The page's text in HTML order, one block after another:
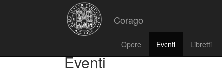
Corago
Opere Eventi Libretti
Eventi